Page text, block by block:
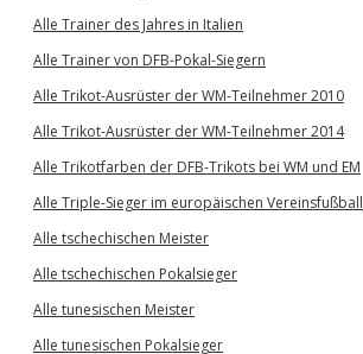
Alle Trainer des Jahres in Italien
Alle Trainer von DFB-Pokal-Siegern
Alle Trikot-Ausrüster der WM-Teilnehmer 2010
Alle Trikot-Ausrüster der WM-Teilnehmer 2014
Alle Trikotfarben der DFB-Trikots bei WM und EM
Alle Triple-Sieger im europäischen Vereinsfußball
Alle tschechischen Meister
Alle tschechischen Pokalsieger
Alle tunesischen Meister
Alle tunesischen Pokalsieger